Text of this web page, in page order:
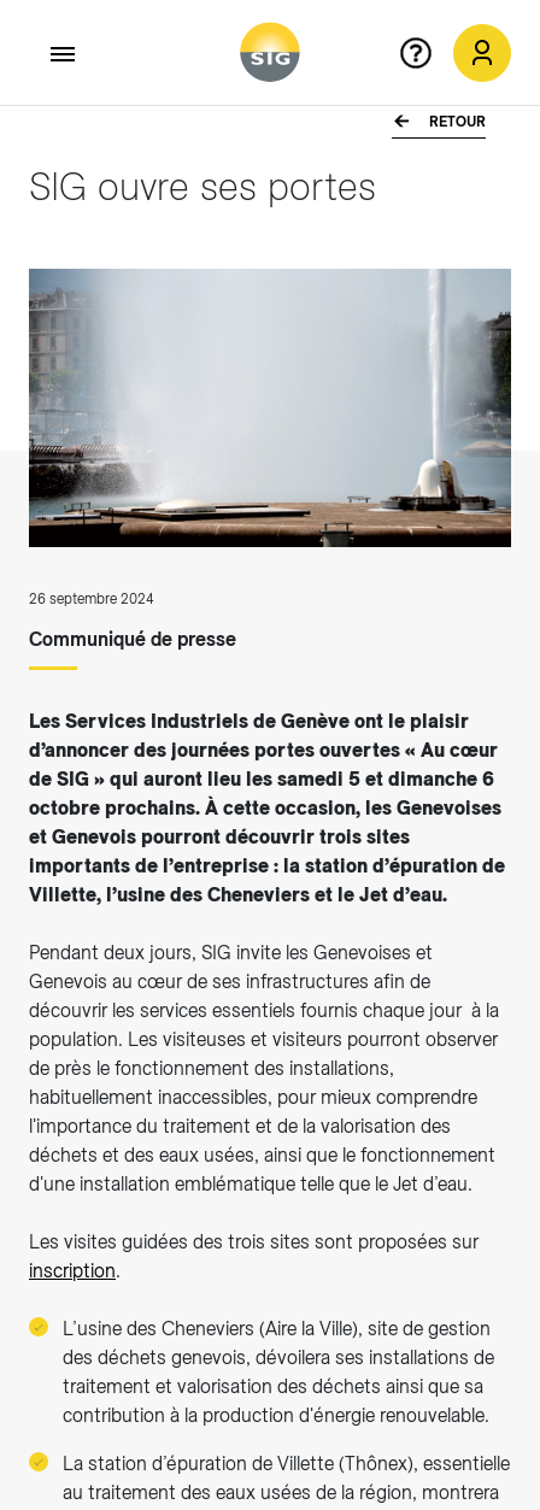
RETOUR
SIG ouvre ses portes
26 septembre 2024
Communiqué de presse
Les Services Industriels de Genève ont le plaisir
d’annoncer des journées portes ouvertes « Au cœur
de SIG » qui auront lieu les samedi 5 et dimanche 6
octobre prochains. À cette occasion, les Genevoises
et Genevois pourront découvrir trois sites
importants de l’entreprise : la station d’épuration de
Villette, l’usine des Cheneviers et le Jet d’eau.
Pendant deux jours, SIG invite les Genevoises et
Genevois au cœur de ses infrastructures afin de
découvrir les services essentiels fournis chaque jour à la
population. Les visiteuses et visiteurs pourront observer
de près le fonctionnement des installations,
habituellement inaccessibles, pour mieux comprendre
l'importance du traitement et de la valorisation des
déchets et des eaux usées, ainsi que le fonctionnement
d'une installation emblématique telle que le Jet d’eau.
Les visites guidées des trois sites sont proposées sur
inscription.
L’usine des Cheneviers (Aire la Ville), site de gestion
des déchets genevois, dévoilera ses installations de
traitement et valorisation des déchets ainsi que sa
contribution à la production d'énergie renouvelable.
La station d’épuration de Villette (Thônex), essentielle
au traitement des eaux usées de la région, montrera